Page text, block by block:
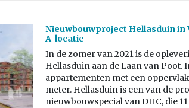
Nieuwbouwproject Hellasduin
A-locatie
In de zomer van 2021 is de
Hellasduin aan de Laan van Poot.
appartementen met een
meter. Hellasduin is een van de
nieuwbouwspecial van DHC, die